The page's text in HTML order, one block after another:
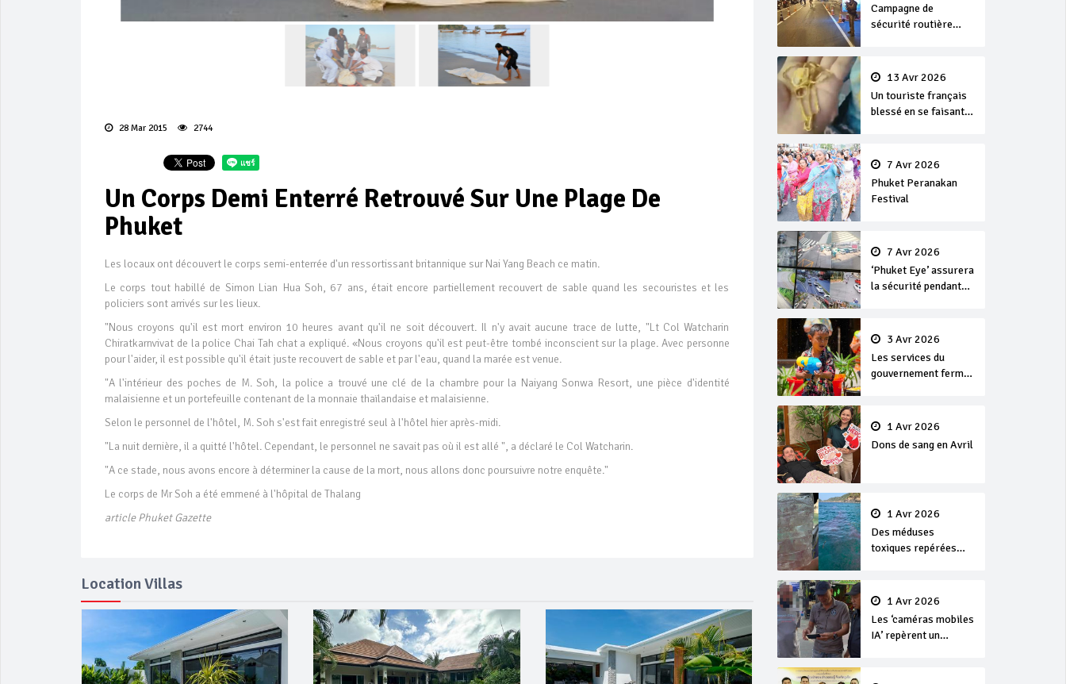
28 Mar 2015 2744
Un Corps Demi Enterré Retrouvé Sur Une Plage De
Phuket
Les locaux ont découvert le corps semi-enterrée d'un ressortissant britannique sur Nai Yang Beach ce matin.
Le corps tout habillé de Simon Lian Hua Soh, 67 ans, était encore partiellement recouvert de sable quand les secouristes et les
policiers sont arrivés sur les lieux.
"Nous croyons qu'il est mort environ 10 heures avant qu'il ne soit découvert. Il n'y avait aucune trace de lutte, "Lt Col Watcharin
Chiratkarnvivat de la police Chai Tah chat a expliqué. «Nous croyons qu'il est peut-être tombé inconscient sur ​​la plage. Avec personne
pour l'aider, il est possible qu'il était juste recouvert de sable et par l'eau, quand la marée est venue.
"A l'intérieur des poches de M. Soh, la police a trouvé une clé de la chambre pour la Naiyang Sonwa Resort, une pièce d'identité
malaisienne et un portefeuille contenant de la monnaie thaïlandaise et malaisienne.
Selon le personnel de l'hôtel, M. Soh s'est fait enregistré seul à l'hôtel hier après-midi.
"La nuit dernière, il a quitté l'hôtel. Cependant, le personnel ne savait pas où il est allé ", a déclaré le Col Watcharin.
"A ce stade, nous avons encore à déterminer la cause de la mort, nous allons donc poursuivre notre enquête."
Le corps de Mr Soh a été emmené à l'hôpital de Thalang
article Phuket Gazette
Campagne de
sécurité routière
13 Avr 2026
Un touriste français
blessé en se faisant
7 Avr 2026
Phuket Peranakan
Festival
7 Avr 2026
‘Phuket Eye’ assurera
la sécurité pendant
3 Avr 2026
Les services du
gouvernement fermés
Songkran
1 Avr 2026
Dons de sang en Avril
1 Avr 2026
Des méduses
toxiques repérées
1 Avr 2026
Les ‘caméras mobiles
IA’ repèrent un
Location Villas